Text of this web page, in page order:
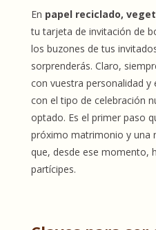
En papel reciclado,
tu tarjeta de invitación de
los buzones de tus
sorprenderás. Claro,
con vuestra personalidad y
con el tipo de celebración
optado. Es el primer paso
próximo matrimonio y una
que, desde ese momento,
partícipes.